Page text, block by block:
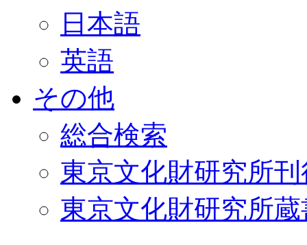
日本語
英語
その他
総合検索
東京文化財研究所
東京文化財研究所